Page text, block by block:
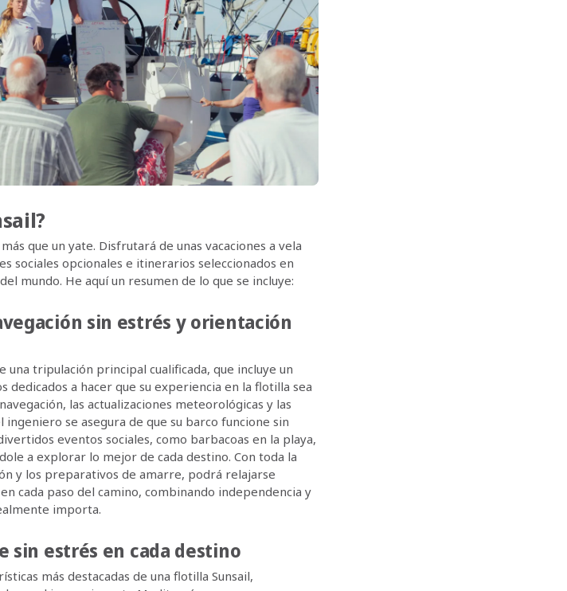
que un yate. Disfrutará de unas vacaciones a vela
sociales opcionales e itinerarios seleccionados en
mundo. He aquí un resumen de lo que se incluye:
sin estrés y orientación
una tripulación principal cualificada, que incluye un
a hacer que su experiencia en la flotilla sea
las actualizaciones meteorológicas y las
se asegura de que su barco funcione sin
eventos sociales, como barbacoas en la playa,
a explorar lo mejor de cada destino. Con toda la
y los preparativos de amarre, podrá relajarse
cada paso del camino, combinando independencia y
importa.
sin estrés en cada destino
más destacadas de una flotilla Sunsail,